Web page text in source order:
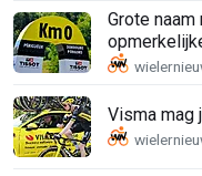
Grote
Visma mag